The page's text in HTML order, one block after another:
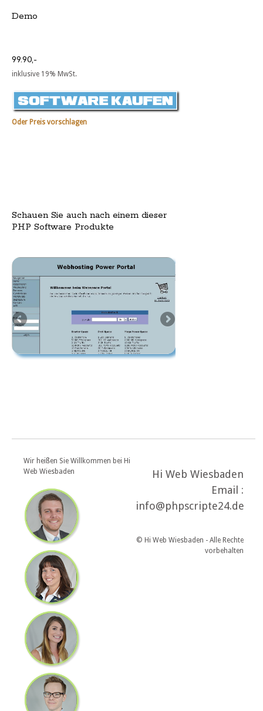
Demo
99.90,-
inklusive 19% MwSt.
Oder Preis vorschlagen
Schauen Sie auch nach einem dieser
PHP Software Produkte
Wir heißen Sie Willkommen bei Hi
Web Wiesbaden
Hi Web Wiesbaden
Email :
info@phpscripte24.de
© Hi Web Wiesbaden - Alle Rechte
vorbehalten